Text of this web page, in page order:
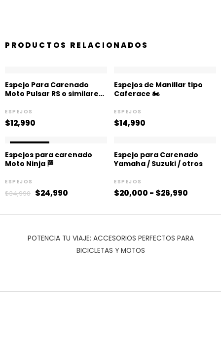
PRODUCTOS RELACIONADOS
Espejo Para Carenado
Moto Pulsar RS o similares
ESPEJOS
$12,990
Espejos de Manillar tipo
Caferace 🏍️
ESPEJOS
$14,990
Espejos para carenado
Moto Ninja 🏁
ESPEJOS
$34,990
El
original
era:
$24,990
precio
actual
Espejo para Carenado
Yamaha / Suzuki / otros
ESPEJOS
$20,000 - $26,990
de
precios:
desde
POTENCIA TU VIAJE: ACCESORIOS PERFECTOS PARA
BICICLETAS Y MOTOS